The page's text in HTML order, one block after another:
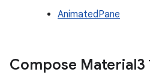
AnimatedPane
Compose Material3